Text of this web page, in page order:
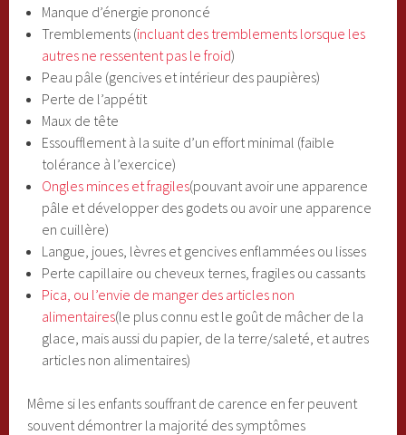
Manque d’énergie prononcé
Tremblements (incluant des tremblements lorsque les
autres ne ressentent pas le froid)
Peau pâle (gencives et intérieur des paupières)
Perte de l’appétit
Maux de tête
Essoufflement à la suite d’un effort minimal (faible
tolérance à l’exercice)
Ongles minces et fragiles(pouvant avoir une apparence
pâle et développer des godets ou avoir une apparence
en cuillère)
Langue, joues, lèvres et gencives enflammées ou lisses
Perte capillaire ou cheveux ternes, fragiles ou cassants
Pica, ou l’envie de manger des articles non
alimentaires(le plus connu est le goût de mâcher de la
glace, mais aussi du papier, de la terre/saleté, et autres
articles non alimentaires)
Même si les enfants souffrant de carence en fer peuvent
souvent démontrer la majorité des symptômes